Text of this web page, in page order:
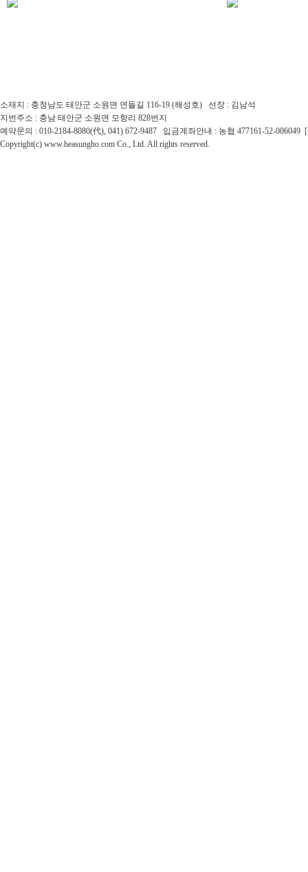
소재지 : 충청남도 태안군 소원면 연들길 116-19 (해성호) 선장 : 김남석
지번주소 : 충남 태안군 소원면 모항리 828번지
예약문의 : 010-2184-8080(代), 041) 672-9487 입금계좌안내 : 농협 477161-52-
Copyright(c) www.heasungho.com Co., Ltd. All rights reserved.